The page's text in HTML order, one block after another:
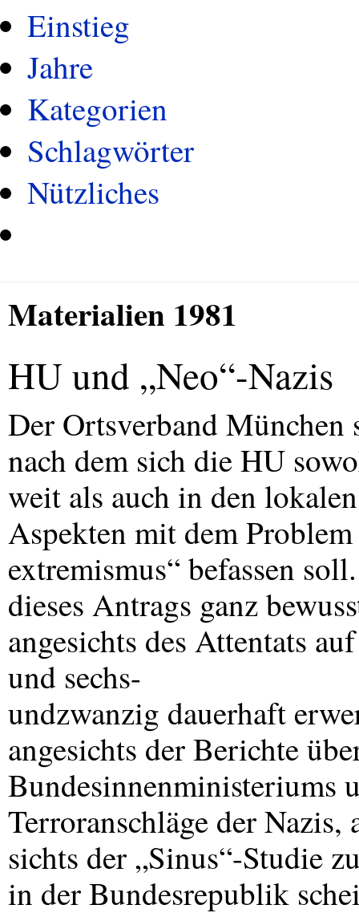
Einstieg
Jahre
Kategorien
Schlagwörter
Nützliches
Materialien 1981
HU und „Neo“-Nazis
Der Ortsverband
nach dem sich die HU
weit als auch in den
Aspekten mit dem Problem
extremismus“ befassen
dieses Antrags ganz
angesichts des Attentats
und sechs-
undzwanzig dauerhaft
angesichts der Berichte
Bundesinnenministeriums
Terroranschläge der Nazis,
sichts der „Sinus“-Studie
in der Bundesrepublik